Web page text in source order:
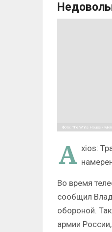
Фото: The White House /
A xios:
Во время
сообщил
обороной.
армии